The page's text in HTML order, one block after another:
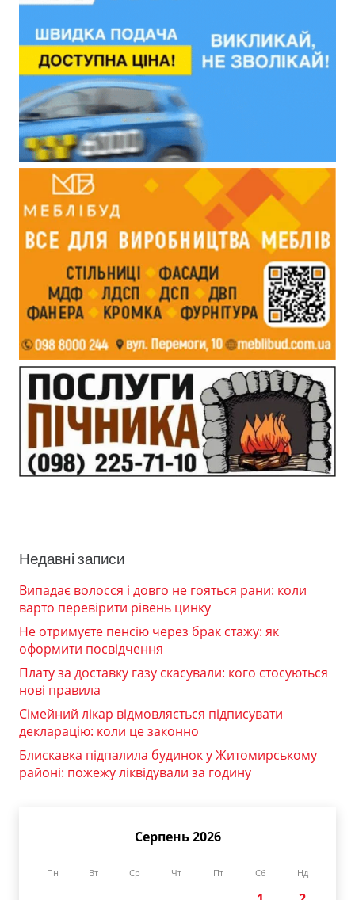
Недавні записи
Випадає волосся і довго не гояться рани: коли
варто перевірити рівень цинку
Не отримуєте пенсію через брак стажу: як
оформити посвідчення
Плату за доставку газу скасували: кого стосуються
нові правила
Сімейний лікар відмовляється підписувати
декларацію: коли це законно
Блискавка підпалила будинок у Житомирському
районі: пожежу ліквідували за годину
Серпень 2026
Пн Вт Ср Чт Пт Сб Нд